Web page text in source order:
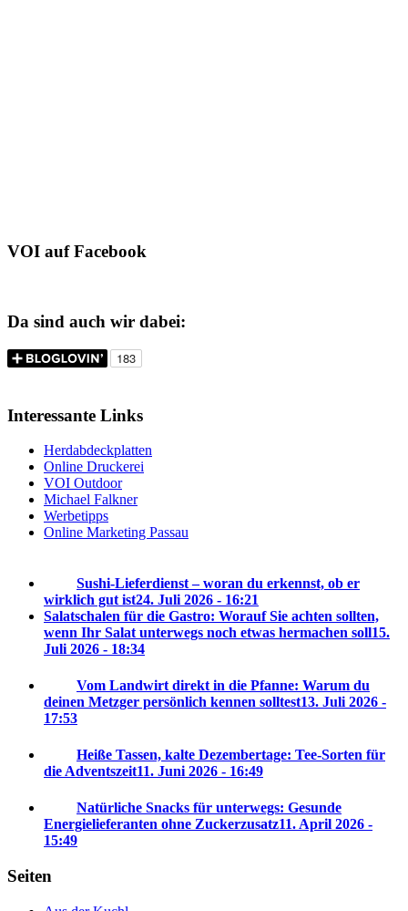
VOI auf Facebook
Da sind auch wir dabei:
Interessante Links
Herdabdeckplatten
Online Druckerei
VOI Outdoor
Michael Falkner
Werbetipps
Online Marketing Passau
Sushi-Lieferdienst – woran du erkennst, ob er
wirklich gut ist24. Juli 2026 - 16:21
Salatschalen für die Gastro: Worauf Sie achten sollten,
wenn Ihr Salat unterwegs noch etwas hermachen soll15.
Juli 2026 - 18:34
Vom Landwirt direkt in die Pfanne: Warum du
deinen Metzger persönlich kennen solltest13. Juli 2026 -
17:53
Heiße Tassen, kalte Dezembertage: Tee-Sorten für
die Adventszeit11. Juni 2026 - 16:49
Natürliche Snacks für unterwegs: Gesunde
Energielieferanten ohne Zuckerzusatz11. April 2026 -
15:49
Seiten